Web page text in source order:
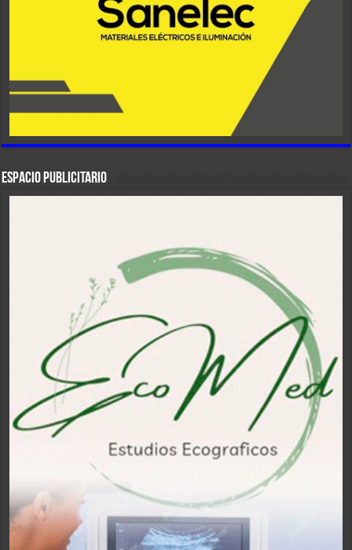
ESPACIO PUBLICITARIO